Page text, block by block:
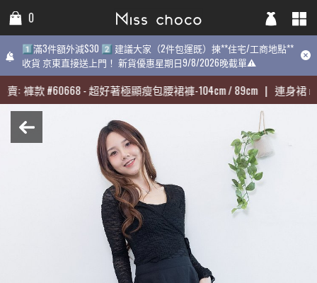
0
1️⃣滿3件額外減$30 2️⃣ 建議大家（2件包運既）揀**住宅/工商地點**
收貨 京東直接送上門！ 新貨優惠星期日9/8/2026晚截單⚠️
: 褲款#60668-超好著極顯瘦包腰裙褲-104cm / 89cm 連身裙#
0
1️⃣滿3件額外減$30 2️⃣ 建議大家（2件包運既）揀**住宅/工商地點**
收貨 京東直接送上門！ 新貨優惠星期日9/8/2026晚截單⚠️
: 褲款#60668-超好著極顯瘦包腰裙褲-104cm / 89cm 連身裙#
1️⃣滿3件額外減$30 2️⃣ 建議大家（2件包運既）揀**住宅/工商地點**
9/8/2026晚截單⚠️
期最熱賣: 褲款#60668-超好著極顯瘦包腰裙褲-104cm / 89cm |